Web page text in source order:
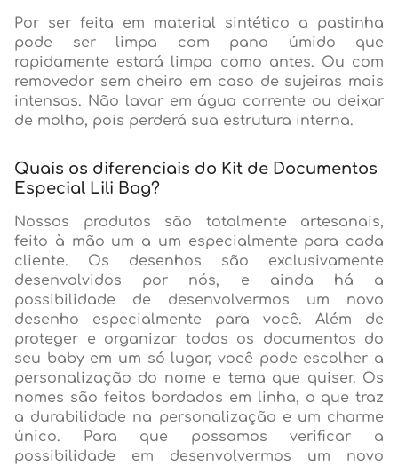
Por ser feita em material sintético a pastinha
pode ser limpa com pano úmido que
rapidamente estará limpa como antes. Ou com
removedor sem cheiro em caso de sujeiras mais
intensas. Não lavar em água corrente ou deixar
de molho, pois perderá sua estrutura interna.
Quais os diferenciais do Kit de Documentos
Especial Lili Bag?
Nossos produtos são totalmente artesanais,
feito à mão um a um especialmente para cada
cliente. Os desenhos são exclusivamente
desenvolvidos por nós, e ainda há a
possibilidade de desenvolvermos um novo
desenho especialmente para você. Além de
proteger e organizar todos os documentos do
seu baby em um só lugar, você pode escolher a
personalização do nome e tema que quiser. Os
nomes são feitos bordados em linha, o que traz
a durabilidade na personalização e um charme
único. Para que possamos verificar a
possibilidade em desenvolvermos um novo